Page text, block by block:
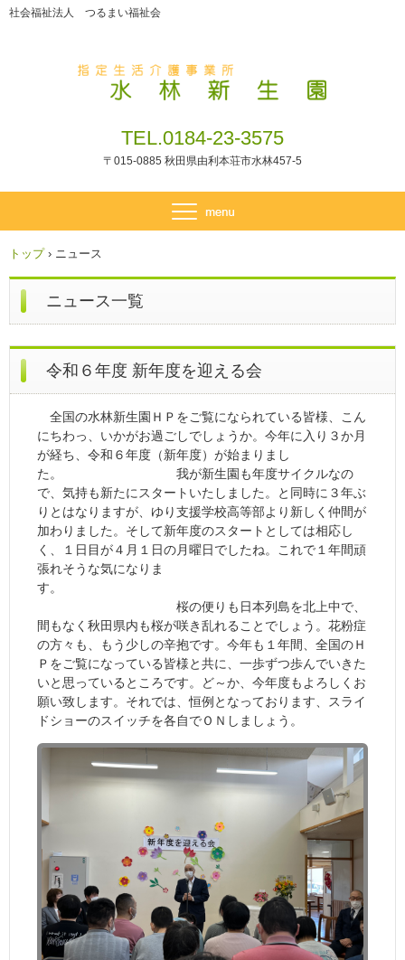
社会福祉法人 つるまい福祉会
TEL.0184-23-3575
〒015-0885 秋田県由利本荘市水林457-5
トップ › ニュース
ニュース一覧
令和６年度 新年度を迎える会
全国の水林新生園ＨＰをご覧になられている皆様、こん
にちわっ、いかがお過ごしでしょうか。今年に入り３か月
が経ち、令和６年度（新年度）が始まりまし
た。 我が新生園も年度サイクルなの
で、気持も新たにスタートいたしました。と同時に３年ぶ
りとはなりますが、ゆり支援学校高等部より新しく仲間が
加わりました。そして新年度のスタートとしては相応し
く、１日目が４月１日の月曜日でしたね。これで１年間頑
張れそうな気になりま
す。
桜の便りも日本列島を北上中で、
間もなく秋田県内も桜が咲き乱れることでしょう。花粉症
の方々も、もう少しの辛抱です。今年も１年間、全国のＨ
Ｐをご覧になっている皆様と共に、一歩ずつ歩んでいきた
いと思っているところです。ど～か、今年度もよろしくお
願い致します。それでは、恒例となっております、スライ
ドショーのスイッチを各自でＯＮしましょう。